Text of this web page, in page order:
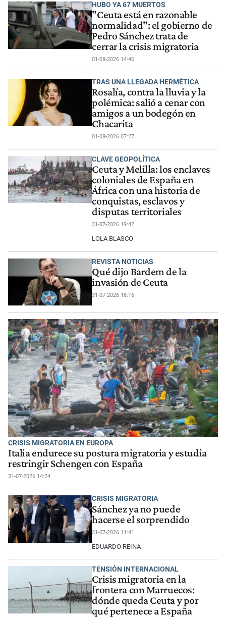
HUBO YA 67 MUERTOS
"Ceuta está en razonable
normalidad": el gobierno de
Pedro Sánchez trata de
cerrar la crisis migratoria
01-08-2026 14:46
TRAS UNA LLEGADA HERMÉTICA
Rosalía, contra la lluvia y la
polémica: salió a cenar con
amigos a un bodegón en
Chacarita
01-08-2026 07:27
CLAVE GEOPOLÍTICA
Ceuta y Melilla: los enclaves
coloniales de España en
África con una historia de
conquistas, esclavos y
disputas territoriales
31-07-2026 19:42
LOLA BLASCO
REVISTA NOTICIAS
Qué dijo Bardem de la
invasión de Ceuta
31-07-2026 18:16
CRISIS MIGRATORIA EN EUROPA
Italia endurece su postura migratoria y estudia
restringir Schengen con España
31-07-2026 14:24
CRISIS MIGRATORIA
Sánchez ya no puede
hacerse el sorprendido
31-07-2026 11:41
EDUARDO REINA
TENSIÓN INTERNACIONAL
Crisis migratoria en la
frontera con Marruecos:
dónde queda Ceuta y por
qué pertenece a España